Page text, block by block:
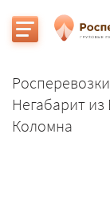
Росперевозки
Негабарит из
Коломна